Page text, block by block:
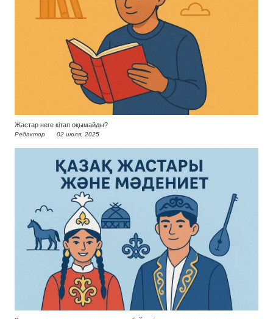
Жастар неге кітап оқымайды?
Редактор 02 июля, 2025